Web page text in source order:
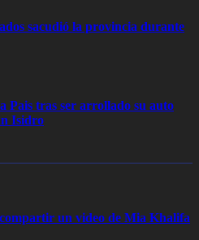
sacudió la provincia durante
Pais tras ser arrollado su auto
Isidro
un video de Mia Khalifa